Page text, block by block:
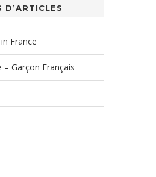
D’ARTICLES
France
Garçon Français